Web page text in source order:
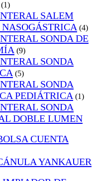
(1)
SALEM
(4)
SONDA DE
(9)
SONDA
(5)
SONDA
PEDIÁTRICA (1)
SONDA
DOBLE LUMEN
CUENTA
YANKAUER